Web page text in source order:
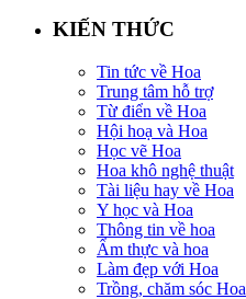
KIẾN THỨC
Tin tức về Hoa
Trung tâm hỗ trợ
Từ điển về Hoa
Hội hoạ và Hoa
Học vẽ Hoa
Hoa khô nghệ thuật
Tài liệu hay về Hoa
Y học và Hoa
Thông tin về hoa
Ẩm thực và hoa
Làm đẹp với Hoa
Trồng, chăm sóc Hoa